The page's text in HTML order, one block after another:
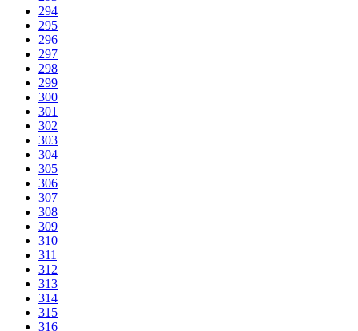
294
295
296
297
298
299
300
301
302
303
304
305
306
307
308
309
310
311
312
313
314
315
316